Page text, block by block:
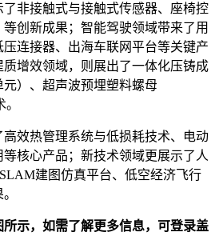
非接触式与接触式传感器、座椅控
创新成果；智能驾驶领域带来了用
连接器、出海车联网平台等关键产
增效领域，则展出了一体化压铸成
）、超声波预埋塑料螺母
效热管理系统与低损耗技术、电动
核心产品；新技术领域更展示了人
建图仿真平台、低空经济飞行
示，如需了解更多信息，可登录盖